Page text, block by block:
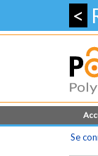
<
Se